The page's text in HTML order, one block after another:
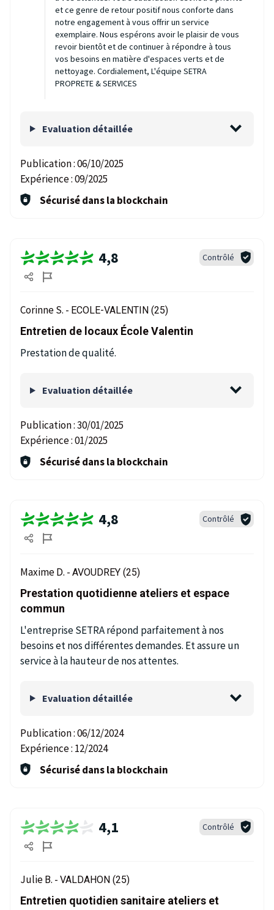
et ce genre de retour positif nous conforte dans
notre engagement à vous offrir un service
exemplaire. Nous espérons avoir le plaisir de vous
revoir bientôt et de continuer à répondre à tous
vos besoins en matière d'espaces verts et de
nettoyage. Cordialement, L'équipe SETRA
PROPRETE & SERVICES
Evaluation détaillée
Publication :06/10/2025
Expérience :09/2025
Sécurisé dans la blockchain
4,8 Contrôlé
Corinne S. - ECOLE-VALENTIN (25)
Entretien de locaux École Valentin
Prestation de qualité.
Evaluation détaillée
Publication :30/01/2025
Expérience :01/2025
Sécurisé dans la blockchain
4,8 Contrôlé
Maxime D. - AVOUDREY (25)
Prestation quotidienne ateliers et espace
commun
L'entreprise SETRA répond parfaitement à nos
besoins et nos différentes demandes. Et assure un
service à la hauteur de nos attentes.
Evaluation détaillée
Publication :06/12/2024
Expérience : 12/2024
Sécurisé dans la blockchain
4,1 Contrôlé
Julie B. - VALDAHON (25)
Entretien quotidien sanitaire ateliers et